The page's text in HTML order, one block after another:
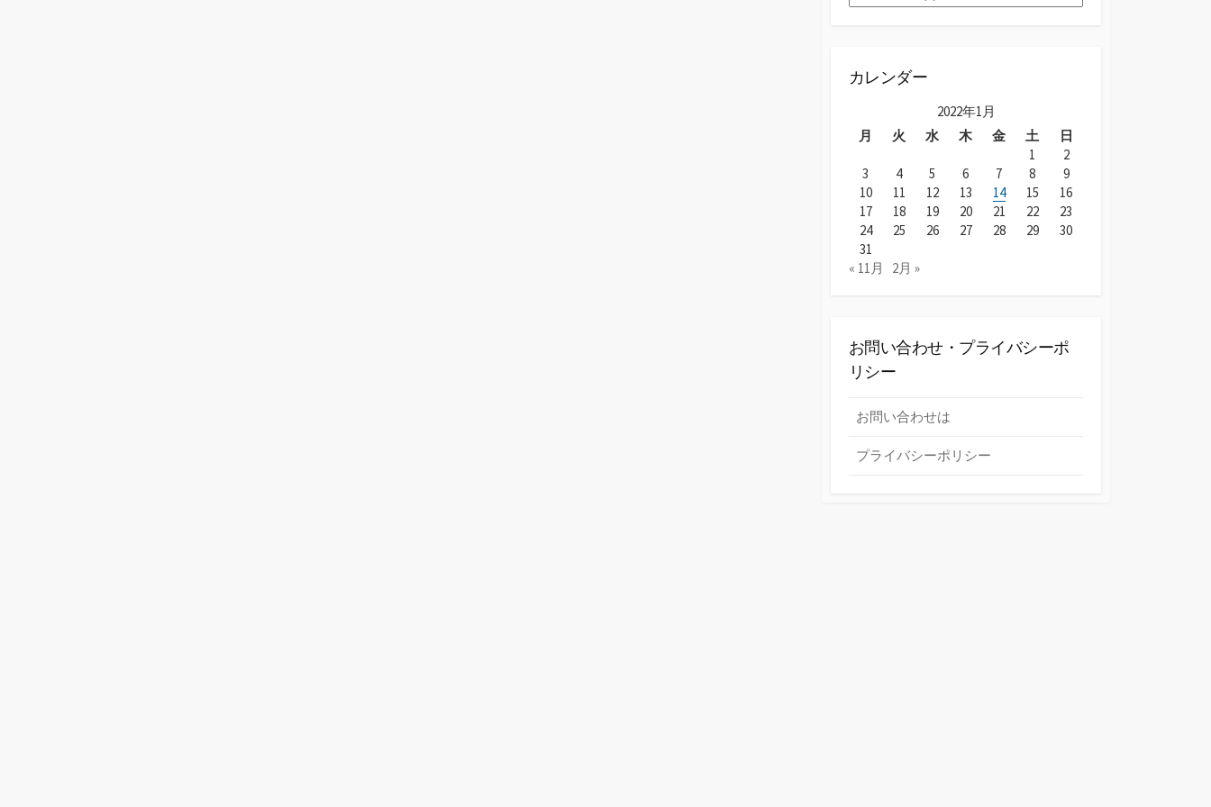
ー
カレンダー
2022年1月
月
火 水 木 金 土
日
1
2
3
4 5 6 7 8
9
10
11 12 13 14 15
16
17
18 19 20 21 22
23
24
25 26 27 28 29
30
31
« 11月
2月 »
お問い合わせ・プライバシーポ
リシー
お問い合わせは
プライバシーポリシー